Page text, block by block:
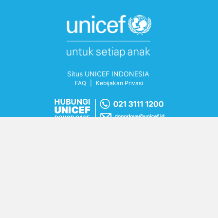
Situs UNICEF INDONESIA
FAQ Kebijakan Privasi